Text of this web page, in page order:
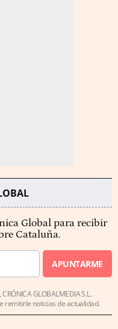
Global para recibir
Cataluña.
APUNTARME
GLOBALMEDIA S.L.
remitirle noticias de actualidad.